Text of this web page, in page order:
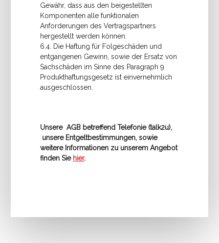
Gewähr, dass aus den beigestellten
Komponenten alle funktionalen
Anforderungen des Vertragspartners
hergestellt werden können.
6.4. Die Haftung für Folgeschäden und
entgangenen Gewinn, sowie der Ersatz von
Sachschäden im Sinne des Paragraph 9
Produkthaftungsgesetz ist einvernehmlich
ausgeschlossen.
Unsere AGB betreffend Telefonie (talk2u),
unsere Entgeltbestimmungen, sowie
weitere Informationen zu unserem Angebot
finden Sie hier.